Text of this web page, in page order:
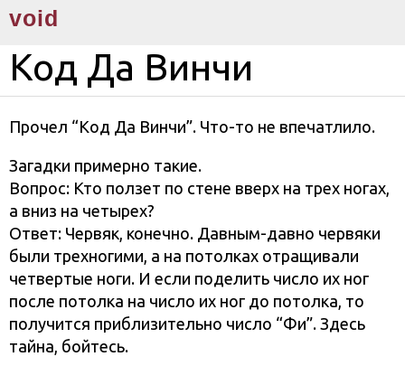
void
Код Да Винчи
Прочел “Код Да Винчи”. Что-то не впечатлило.
Загадки примерно такие.
Вопрос: Кто ползет по стене вверх на трех ногах,
а вниз на четырех?
Ответ: Червяк, конечно. Давным-давно червяки
были трехногими, а на потолках отращивали
четвертые ноги. И если поделить число их ног
после потолка на число их ног до потолка, то
получится приблизительно число “Фи”. Здесь
тайна, бойтесь.